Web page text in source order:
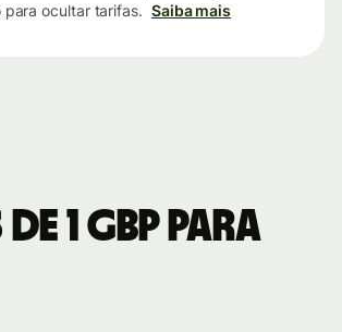
para ocultar tarifas. Saiba mais
1 GBP para